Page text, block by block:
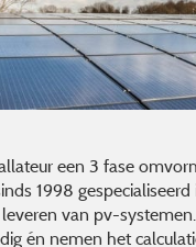
een 3 fase
1998
van pv-
én nemen het